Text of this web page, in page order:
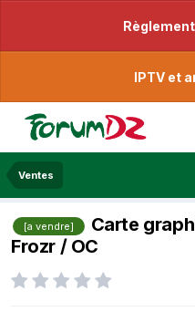
IPTV et
Ventes
[a vendre]
Carte
Frozr / OC